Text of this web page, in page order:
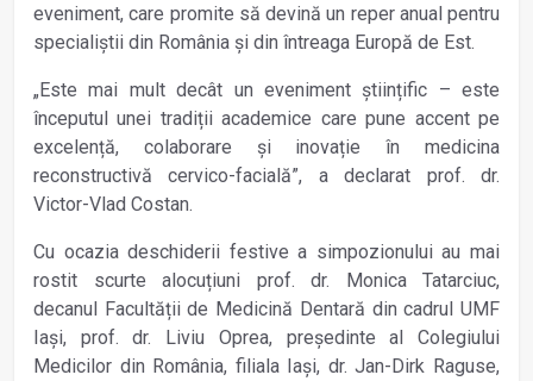
eveniment, care promite să devină un reper anual pentru
specialiștii din România și din întreaga Europă de Est.
„Este mai mult decât un eveniment științific – este
începutul unei tradiții academice care pune accent pe
excelență, colaborare și inovație în medicina
reconstructivă cervico-facială”, a declarat prof. dr.
Victor-Vlad Costan.
Cu ocazia deschiderii festive a simpozionului au mai
rostit scurte alocuțiuni prof. dr. Monica Tatarciuc,
decanul Facultății de Medicină Dentară din cadrul UMF
Iași, prof. dr. Liviu Oprea, președinte al Colegiului
Medicilor din România, filiala Iași, dr. Jan-Dirk Raguse,